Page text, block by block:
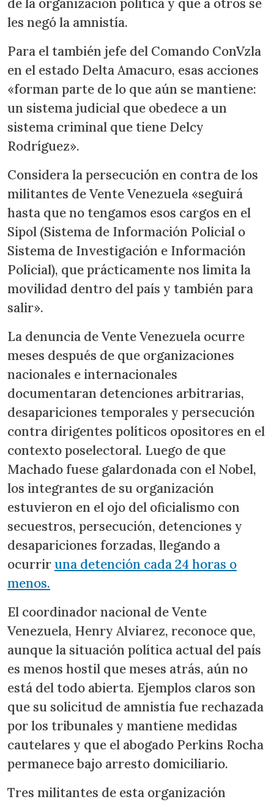
les negó la amnistía.
Para el también jefe del Comando ConVzla
en el estado Delta Amacuro, esas acciones
«forman parte de lo que aún se mantiene:
un sistema judicial que obedece a un
sistema criminal que tiene Delcy
Rodríguez».
Considera la persecución en contra de los
militantes de Vente Venezuela «seguirá
hasta que no tengamos esos cargos en el
Sipol (Sistema de Información Policial o
Sistema de Investigación e Información
Policial), que prácticamente nos limita la
movilidad dentro del país y también para
salir».
La denuncia de Vente Venezuela ocurre
meses después de que organizaciones
nacionales e internacionales
documentaran detenciones arbitrarias,
desapariciones temporales y persecución
contra dirigentes políticos opositores en el
contexto poselectoral. Luego de que
Machado fuese galardonada con el Nobel,
los integrantes de su organización
estuvieron en el ojo del oficialismo con
secuestros, persecución, detenciones y
desapariciones forzadas, llegando a
ocurriruna detención cada 24 horas o
menos.
El coordinador nacional de Vente
Venezuela, Henry Alviarez, reconoce que,
aunque la situación política actual del país
es menos hostil que meses atrás, aún no
está del todo abierta. Ejemplos claros son
que su solicitud de amnistía fue rechazada
por los tribunales y mantiene medidas
cautelares y que el abogado Perkins Rocha
permanece bajo arresto domiciliario.
Tres militantes de esta organización